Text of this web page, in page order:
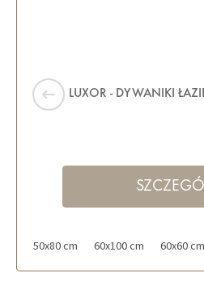
LUXOR - DYWANIKI
50x80 cm 60x100 cm 60x60 cm